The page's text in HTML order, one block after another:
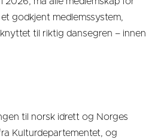
godkjent medlemssystem,
til riktig dansegren – innen
til norsk idrett og Norges
Kulturdepartementet, og